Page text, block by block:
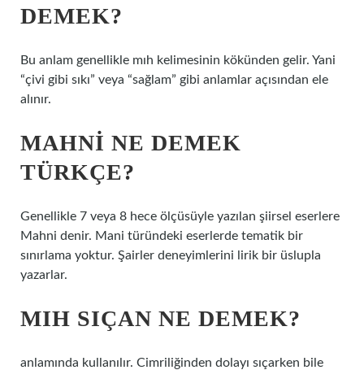
DEMEK?
Bu anlam genellikle mıh kelimesinin kökünden gelir. Yani
“çivi gibi sıkı” veya “sağlam” gibi anlamlar açısından ele
alınır.
MAHNI NE DEMEK
TÜRKÇE?
Genellikle 7 veya 8 hece ölçüsüyle yazılan şiirsel eserlere
Mahni denir. Mani türündeki eserlerde tematik bir
sınırlama yoktur. Şairler deneyimlerini lirik bir üslupla
yazarlar.
MIH SIÇAN NE DEMEK?
anlamında kullanılır. Cimriliğinden dolayı sıçarken bile